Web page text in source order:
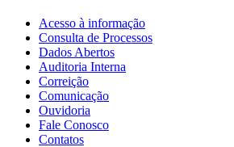
Acesso à informação
Consulta de Processos
Dados Abertos
Auditoria Interna
Correição
Comunicação
Ouvidoria
Fale Conosco
Contatos